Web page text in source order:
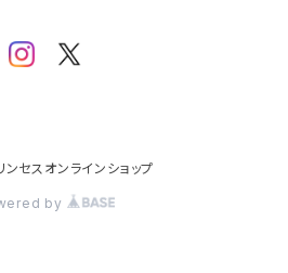
セスオンラインショップ
by